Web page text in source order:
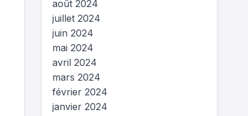
août 2024
juillet 2024
juin 2024
mai 2024
avril 2024
mars 2024
février 2024
janvier 2024